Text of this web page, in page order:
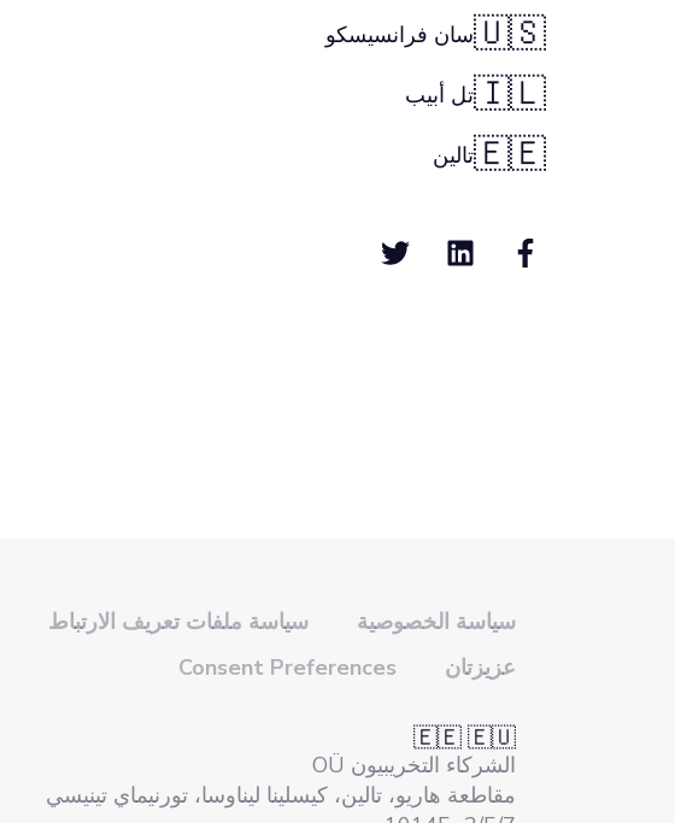
🇺🇸سان فرانسيسكو
🇮🇱تل أبيب
🇪🇪تالين
سياسة الخصوصية سياسة ملفات تعريف الارتباط
عزيزتان
Consent Preferences
🇪🇪 🇪🇺
الشركاء التخريبيون OÜ
مقاطعة هاريو، تالين، كيسلينا ليناوسا، تورنيماي تينيسي